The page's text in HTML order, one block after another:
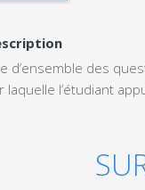
d’ensemble des
laquelle l’étudiant